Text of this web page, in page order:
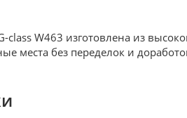
class W463 изготовлена из
места без переделок и